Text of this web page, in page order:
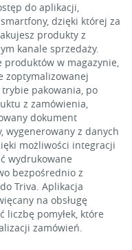
do aplikacji,
dzięki której za
produkty z
kanale sprzedaży.
produktów w magazynie,
zoptymalizowanej
pakowania, po
z zamówienia,
dokument
wygenerowany z danych
możliwości integracji
wydrukowane
bezpośrednio z
Triva. Aplikacja
na obsługę
liczbę pomyłek, które
zamówień.